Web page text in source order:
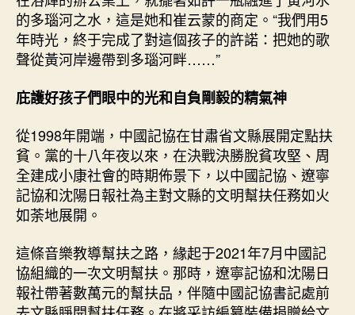
的多瑙河之水，這是她和崔云蒙的商定。“我們用5
年時光，終于完成了對這個孩子的許諾：把她的歌
聲從黃河岸邊帶到多瑙河畔……”
庇護好孩子們眼中的光和自負剛毅的精氣神
從1998年開端，中國記協在甘肅省文縣展開定點扶
貧。黨的十八年夜以來，在決戰決勝脫貧攻堅、周
全建成小康社會的時期佈景下，以中國記協、遼寧
記協和沈陽日報社為主對文縣的文明幫扶任務如火
如荼地展開。
這條音樂教導幫扶之路，緣起于2021年7月中國記
協組織的一次文明幫扶。那時，遼寧記協和沈陽日
報社帶著數萬元的幫扶品，伴隨中國記協書記處前